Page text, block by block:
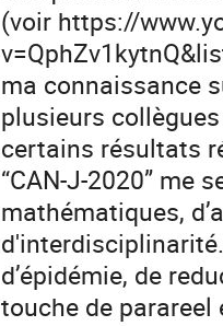
(voir https://
ma connaissance
plusieurs
certains résultats
“CAN-J-2020” me
mathématiques,
d’épidémie, de
touche de parareel